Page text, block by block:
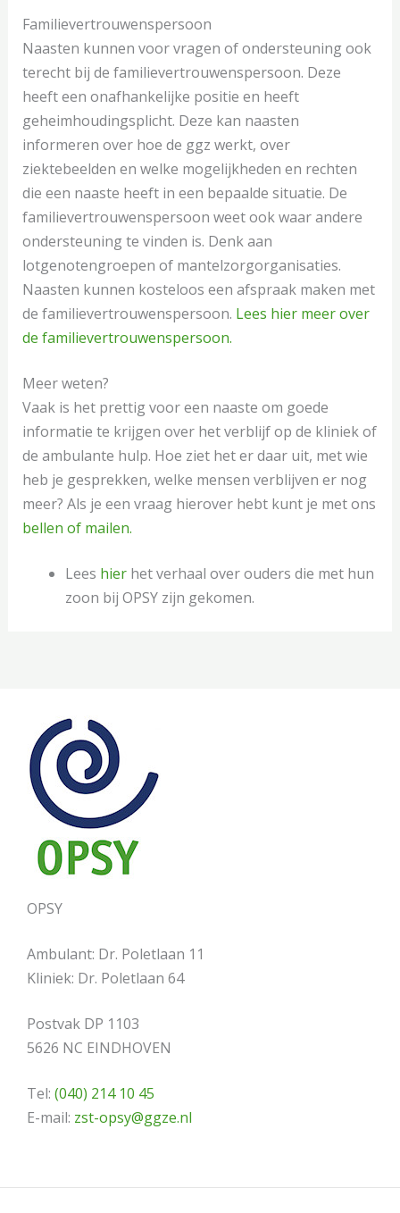
Familievertrouwenspersoon
Naasten kunnen voor vragen of ondersteuning ook
terecht bij de familievertrouwenspersoon. Deze
heeft een onafhankelijke positie en heeft
geheimhoudingsplicht. Deze kan naasten
informeren over hoe de ggz werkt, over
ziektebeelden en welke mogelijkheden en rechten
die een naaste heeft in een bepaalde situatie. De
familievertrouwenspersoon weet ook waar andere
ondersteuning te vinden is. Denk aan
lotgenotengroepen of mantelzorgorganisaties.
Naasten kunnen kosteloos een afspraak maken met
de familievertrouwenspersoon. Lees hier meer over
de familievertrouwenspersoon.
Meer weten?
Vaak is het prettig voor een naaste om goede
informatie te krijgen over het verblijf op de kliniek of
de ambulante hulp. Hoe ziet het er daar uit, met wie
heb je gesprekken, welke mensen verblijven er nog
meer? Als je een vraag hierover hebt kunt je met ons
bellen of mailen.
Lees hierhet verhaal over ouders die met hun
zoon bij OPSY zijn gekomen.
OPSY
Ambulant: Dr. Poletlaan 11
Kliniek: Dr. Poletlaan 64
Postvak DP 1103
5626 NC EINDHOVEN
Tel: (040) 214 10 45
E-mail: zst-opsy@ggze.nl